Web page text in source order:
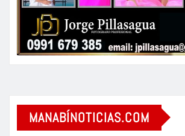
MANABÍNOTICIAS.COM